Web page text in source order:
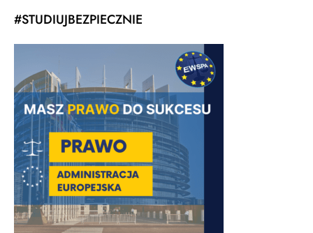
#STUDIUJBEZPIECZNIE